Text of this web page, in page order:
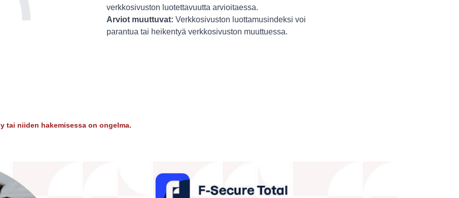
verkkosivuston luotettavuutta arvioitaessa.
Arviot muuttuvat: Verkkosivuston luottamusindeksi voi
parantua tai heikentyä verkkosivuston muuttuessa.
tai niiden hakemisessa on ongelma.